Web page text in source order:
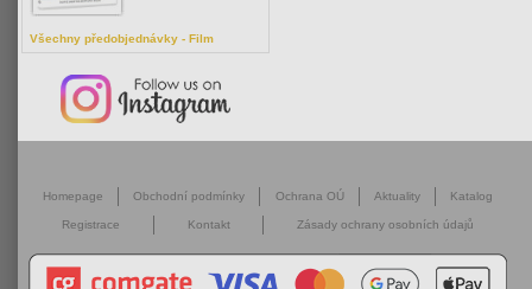
Všechny předobjednávky - Film
Homepage Obchodní podmínky Ochrana OÚ Aktuality Katalog
Registrace Kontakt Zásady ochrany osobních údajů